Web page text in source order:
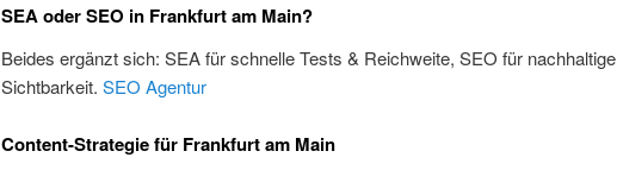
SEA oder SEO in Frankfurt am Main?
Beides ergänzt sich: SEA für schnelle Tests & Reichweite, SEO für nachhaltige
Sichtbarkeit. SEO Agentur
Content-Strategie für Frankfurt am Main